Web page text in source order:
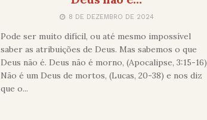
8 DE DEZEMBRO DE 2024
Pode ser muito difícil, ou até mesmo impossível
saber as atribuições de Deus. Mas sabemos o que
Deus não é. Deus não é morno, (Apocalipse, 3:15-16)
Não é um Deus de mortos, (Lucas, 20-38) e nos diz
que o...